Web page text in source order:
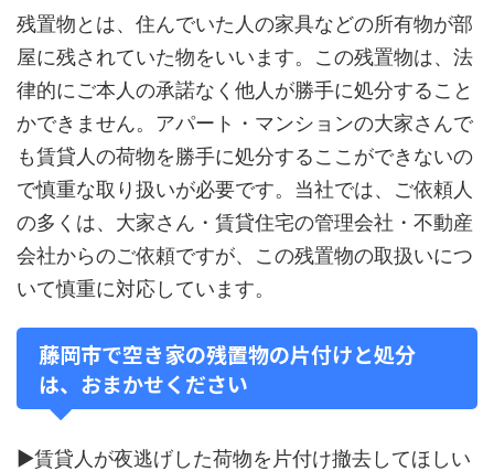
残置物とは、住んでいた人の家具などの所有物が部
屋に残されていた物をいいます。この残置物は、法
律的にご本人の承諾なく他人が勝手に処分すること
かできません。アパート・マンションの大家さんで
も賃貸人の荷物を勝手に処分するここができないの
で慎重な取り扱いが必要です。当社では、ご依頼人
の多くは、大家さん・賃貸住宅の管理会社・不動産
会社からのご依頼ですが、この残置物の取扱いにつ
いて慎重に対応しています。
藤岡市で空き家の残置物の片付けと処分
は、おまかせください
▶賃貸人が夜逃げした荷物を片付け撤去してほしい